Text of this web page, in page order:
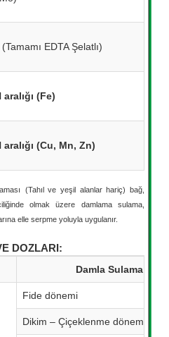
EDTA Şelatlı)
(Fe)
(Cu, Mn, Zn)
(Tahıl ve yeşil alanlar hariç) bağ,
olmak üzere damlama sulama,
elle serpme yoluyla uygulanır.
DOZLARI:
Damla Sulama ile
Fide dönemi
Dikim – Çiçeklenme dönemi